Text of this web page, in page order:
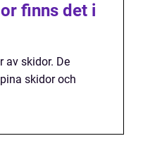
finns det i
av skidor. De
skidor och